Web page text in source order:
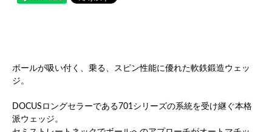
ボールが吸い付く、乗る、スピン性能に優れた軟鉄鍛造ウェッ
ジ。
DOCUSロングセラーである701シリーズの系統を受け継ぐ本格
派ウェッジ。